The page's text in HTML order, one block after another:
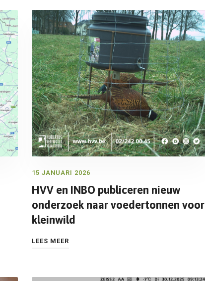
15 JANUARI 2026
HVV en INBO publiceren nieuw
onderzoek naar voedertonnen voor
kleinwild
LEES MEER